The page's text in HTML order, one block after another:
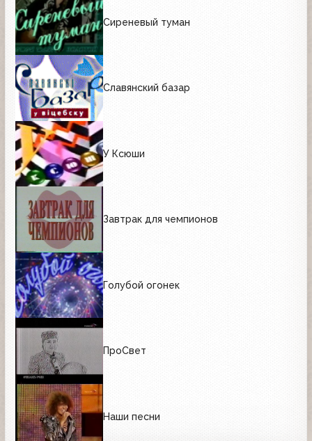
Сиреневый туман
Славянский базар
У Ксюши
Завтрак для чемпионов
Голубой огонек
ПроСвет
Наши песни